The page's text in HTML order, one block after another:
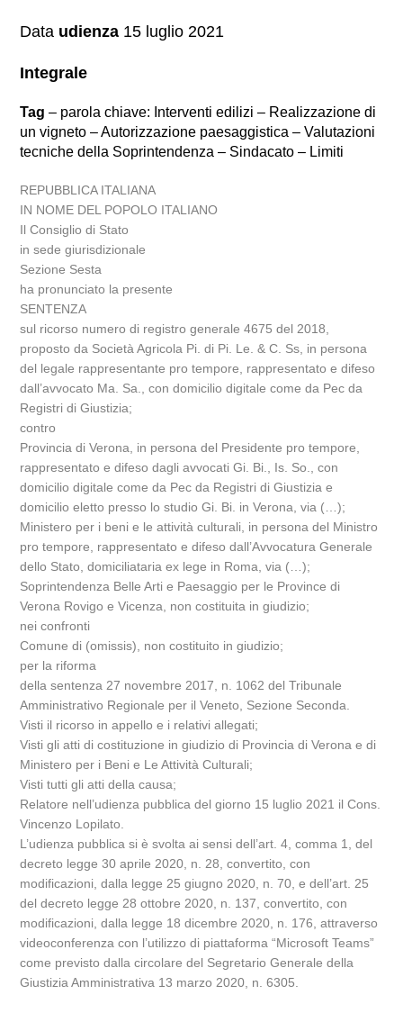
Data udienza 15 luglio 2021
Integrale
Tag – parola chiave: Interventi edilizi – Realizzazione di
un vigneto – Autorizzazione paesaggistica – Valutazioni
tecniche della Soprintendenza – Sindacato – Limiti
REPUBBLICA ITALIANA
IN NOME DEL POPOLO ITALIANO
Il Consiglio di Stato
in sede giurisdizionale
Sezione Sesta
ha pronunciato la presente
SENTENZA
sul ricorso numero di registro generale 4675 del 2018,
proposto da Società Agricola Pi. di Pi. Le. & C. Ss, in persona
del legale rappresentante pro tempore, rappresentato e difeso
dall’avvocato Ma. Sa., con domicilio digitale come da Pec da
Registri di Giustizia;
contro
Provincia di Verona, in persona del Presidente pro tempore,
rappresentato e difeso dagli avvocati Gi. Bi., Is. So., con
domicilio digitale come da Pec da Registri di Giustizia e
domicilio eletto presso lo studio Gi. Bi. in Verona, via (…);
Ministero per i beni e le attività culturali, in persona del Ministro
pro tempore, rappresentato e difeso dall’Avvocatura Generale
dello Stato, domiciliataria ex lege in Roma, via (…);
Soprintendenza Belle Arti e Paesaggio per le Province di
Verona Rovigo e Vicenza, non costituita in giudizio;
nei confronti
Comune di (omissis), non costituito in giudizio;
per la riforma
della sentenza 27 novembre 2017, n. 1062 del Tribunale
Amministrativo Regionale per il Veneto, Sezione Seconda.
Visti il ricorso in appello e i relativi allegati;
Visti gli atti di costituzione in giudizio di Provincia di Verona e di
Ministero per i Beni e Le Attività Culturali;
Visti tutti gli atti della causa;
Relatore nell’udienza pubblica del giorno 15 luglio 2021 il Cons.
Vincenzo Lopilato.
L’udienza pubblica si è svolta ai sensi dell’art. 4, comma 1, del
decreto legge 30 aprile 2020, n. 28, convertito, con
modificazioni, dalla legge 25 giugno 2020, n. 70, e dell’art. 25
del decreto legge 28 ottobre 2020, n. 137, convertito, con
modificazioni, dalla legge 18 dicembre 2020, n. 176, attraverso
videoconferenza con l’utilizzo di piattaforma “Microsoft Teams”
come previsto dalla circolare del Segretario Generale della
Giustizia Amministrativa 13 marzo 2020, n. 6305.